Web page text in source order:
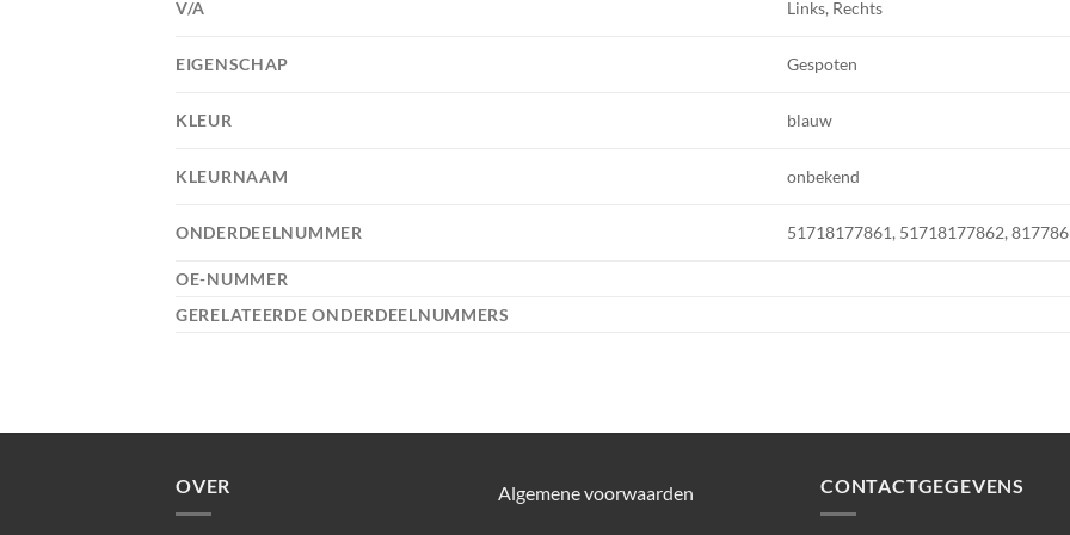
V/A Links, Rechts
EIGENSCHAP Gespoten
KLEUR blauw
KLEURNAAM onbekend
ONDERDEELNUMMER 51718177861, 51718177862,
OE-NUMMER
GERELATEERDE ONDERDEELNUMMERS
OVER Algemene voorwaarden CONTACTGEGEVENS